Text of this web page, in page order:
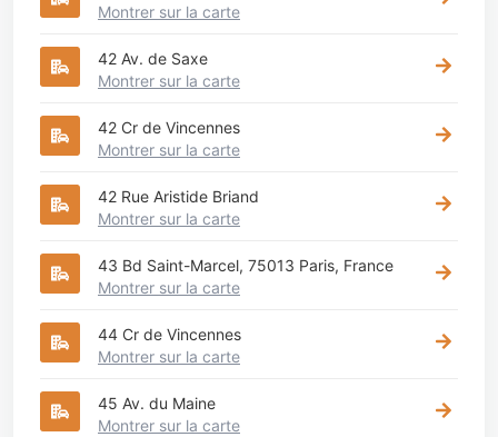
Montrer sur la carte
42 Av. de Saxe
Montrer sur la carte
42 Cr de Vincennes
Montrer sur la carte
42 Rue Aristide Briand
Montrer sur la carte
43 Bd Saint-Marcel, 75013 Paris, France
Montrer sur la carte
44 Cr de Vincennes
Montrer sur la carte
45 Av. du Maine
Montrer sur la carte